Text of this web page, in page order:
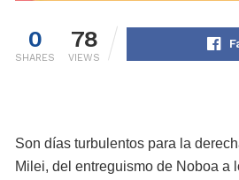
0
SHARES
78
VIEWS
Son días turbulentos para la
Milei, del entreguismo de Noboa a